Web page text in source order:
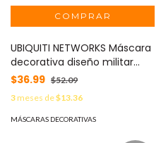
UBIQUITI NETWORKS Máscara
decorativa diseño militar
para UAP-IW-HD paquete
incluye 3 máscaras. MOD:
IW-HD-CF-3
$36.99 $52.09
3meses de$13.36
MÁSCARAS DECORATIVAS